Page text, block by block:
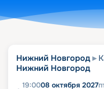
Нижний Новгород
Нижний Новгород
19:0008 октября 2027